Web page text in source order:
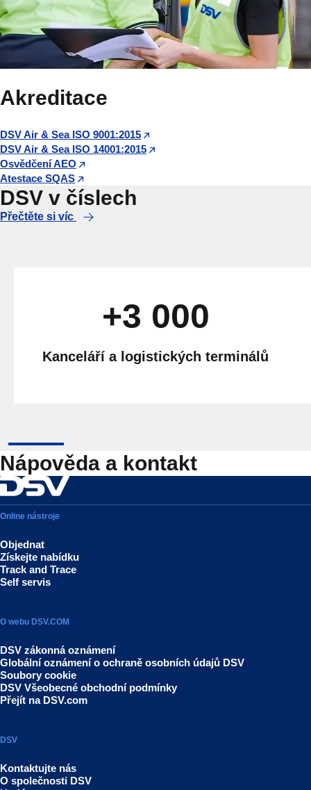
Akreditace
DSV Air & Sea ISO 9001:2015
DSV Air & Sea ISO 14001:2015
Osvědčení AEO
Atestace SQAS
DSV v číslech
Přečtěte si víc
+3 000
Kanceláří a logistických terminálů
Nápověda a kontakt
Online nástroje
Objednat
Získejte nabídku
Track and Trace
Self servis
O webu DSV.COM
DSV zákonná oznámení
Globální oznámení o ochraně osobních údajů DSV
Soubory cookie
DSV Všeobecné obchodní podmínky
Přejít na DSV.com
DSV
Kontaktujte nás
O společnosti DSV